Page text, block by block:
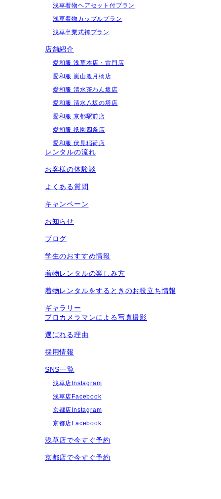
浅草着物ヘアセット付プラン
浅草着物カップルプラン
浅草卒業式袴プラン
店舗紹介
愛和服 浅草本店・雷門店
愛和服 嵐山渡月橋店
愛和服 清水茶わん坂店
愛和服 清水八坂の塔店
愛和服 京都駅前店
愛和服 祇園四条店
愛和服 伏見稲荷店
レンタルの流れ
お客様の体験談
よくある質問
キャンペーン
お知らせ
ブログ
学生のおすすめ情報
着物レンタルの楽しみ⽅
着物レンタルをするときのお役立ち情報
ギャラリー
プロカメラマンによる写真撮影
選ばれる理由
採用情報
SNS一覧
浅草店Instagram
浅草店Facebook
京都店Instagram
京都店Facebook
浅草店で今すぐ予約
京都店で今すぐ予約